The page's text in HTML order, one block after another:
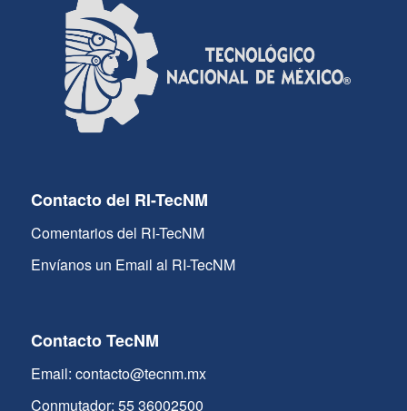
Contacto del RI-TecNM
Comentarios del RI-TecNM
Envíanos un Email al RI-TecNM
Contacto TecNM
Email: contacto@tecnm.mx
Conmutador: 55 36002500